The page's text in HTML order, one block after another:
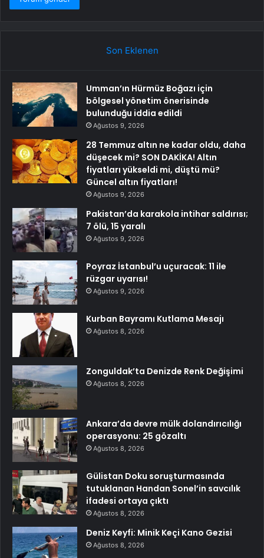
Son Eklenen
Umman’ın Hürmüz Boğazı için
bölgesel yönetim önerisinde
bulunduğu iddia edildi
Ağustos 9, 2026
28 Temmuz altın ne kadar oldu, daha
düşecek mi? SON DAKİKA! Altın
fiyatları yükseldi mi, düştü mü?
Güncel altın fiyatları!
Ağustos 9, 2026
Pakistan’da karakola intihar saldırısı;
7 ölü, 15 yaralı
Ağustos 9, 2026
Poyraz İstanbul’u uçuracak: 11 ile
rüzgar uyarısı!
Ağustos 9, 2026
Kurban Bayramı Kutlama Mesajı
Ağustos 8, 2026
Zonguldak’ta Denizde Renk Değişimi
Ağustos 8, 2026
Ankara’da devre mülk dolandırıcılığı
operasyonu: 25 gözaltı
Ağustos 8, 2026
Gülistan Doku soruşturmasında
tutuklanan Handan Sonel’in savcılık
ifadesi ortaya çıktı
Ağustos 8, 2026
Deniz Keyfi: Minik Keçi Kano Gezisi
Ağustos 8, 2026